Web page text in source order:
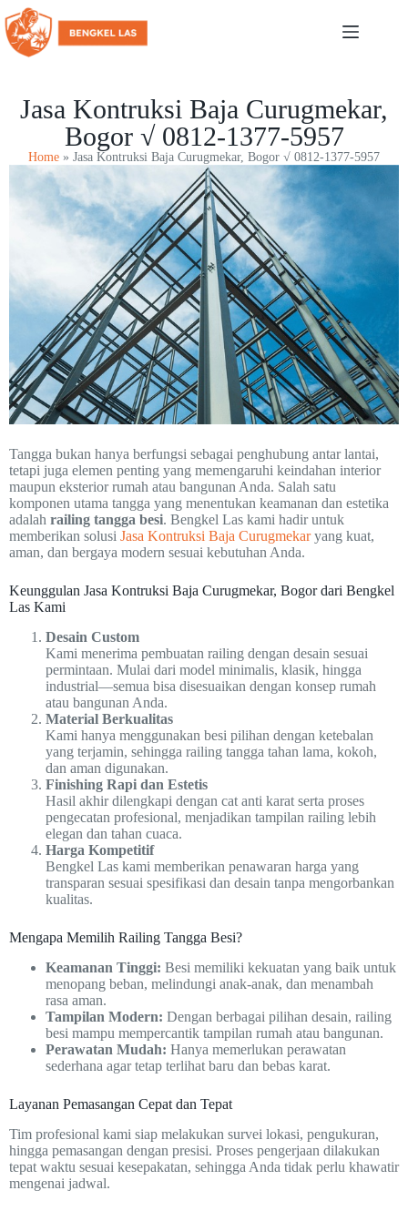
Jasa Kontruksi Baja Curugmekar,
Bogor √ 0812-1377-5957
Home » Jasa Kontruksi Baja Curugmekar, Bogor √ 0812-1377-5957
Tangga bukan hanya berfungsi sebagai penghubung antar lantai,
tetapi juga elemen penting yang memengaruhi keindahan interior
maupun eksterior rumah atau bangunan Anda. Salah satu
komponen utama tangga yang menentukan keamanan dan estetika
adalah railing tangga besi. Bengkel Las kami hadir untuk
memberikan solusi Jasa Kontruksi Baja Curugmekaryang kuat,
aman, dan bergaya modern sesuai kebutuhan Anda.
Keunggulan Jasa Kontruksi Baja Curugmekar, Bogor dari Bengkel
Las Kami
Desain Custom
Kami menerima pembuatan railing dengan desain sesuai
permintaan. Mulai dari model minimalis, klasik, hingga
industrial—semua bisa disesuaikan dengan konsep rumah
atau bangunan Anda.
Material Berkualitas
Kami hanya menggunakan besi pilihan dengan ketebalan
yang terjamin, sehingga railing tangga tahan lama, kokoh,
dan aman digunakan.
Finishing Rapi dan Estetis
Hasil akhir dilengkapi dengan cat anti karat serta proses
pengecatan profesional, menjadikan tampilan railing lebih
elegan dan tahan cuaca.
Harga Kompetitif
Bengkel Las kami memberikan penawaran harga yang
transparan sesuai spesifikasi dan desain tanpa mengorbankan
kualitas.
Mengapa Memilih Railing Tangga Besi?
Keamanan Tinggi: Besi memiliki kekuatan yang baik untuk
menopang beban, melindungi anak-anak, dan menambah
rasa aman.
Tampilan Modern: Dengan berbagai pilihan desain, railing
besi mampu mempercantik tampilan rumah atau bangunan.
Perawatan Mudah: Hanya memerlukan perawatan
sederhana agar tetap terlihat baru dan bebas karat.
Layanan Pemasangan Cepat dan Tepat
Tim profesional kami siap melakukan survei lokasi, pengukuran,
hingga pemasangan dengan presisi. Proses pengerjaan dilakukan
tepat waktu sesuai kesepakatan, sehingga Anda tidak perlu khawatir
mengenai jadwal.